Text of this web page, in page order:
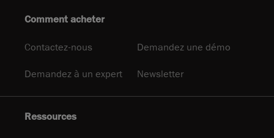
Comment acheter
Contactez-nous Demandez une démo
Demandez à un expert Newsletter
Ressources